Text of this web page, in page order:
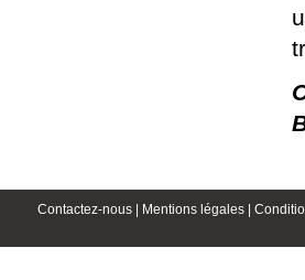
Contactez-nous | Mentions légales |